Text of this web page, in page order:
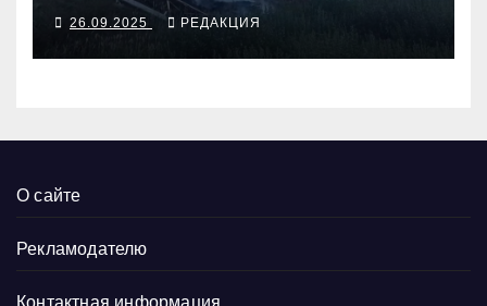
26.09.2025 РЕДАКЦИЯ
О сайте
Рекламодателю
Контактная информация